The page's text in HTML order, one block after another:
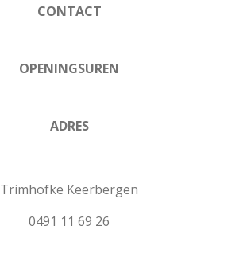
CONTACT
OPENINGSUREN
ADRES
Trimhofke Keerbergen
0491 11 69 26